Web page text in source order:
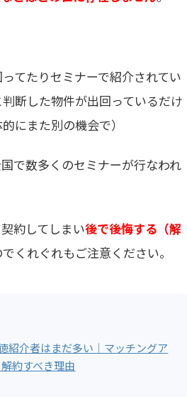
てたりセミナーで紹介されてい
断した物件が出回っているだけ
にまた別の機会で）
で数多くのセミナーが行なわれ
約してしまい後で後悔する（解
くれぐれもご注意ください。
紹介者はまだ多い｜マッチングア
約すべき理由